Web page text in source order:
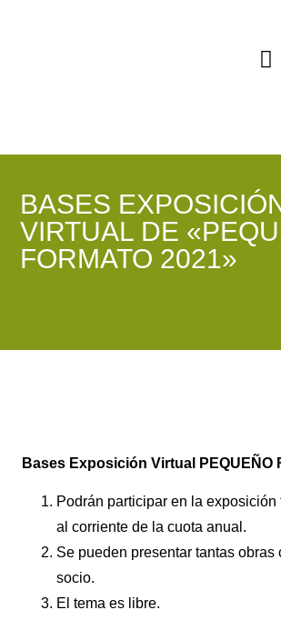
BASES
VIRTUAL DE
FORMATO 2021»
Bases Exposición Virtual PEQUEÑO
Podrán participar en la
al corriente de la cuota anual.
Se pueden presentar tantas obras
socio.
El tema es libre.